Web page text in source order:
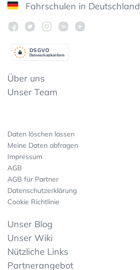
Fahrschulen in Deutschland
Datenschutzkonform
DSGVO
Über uns
Unser Team
Daten löschen lassen
Meine Daten abfragen
Impressum
AGB
AGB für Partner
Datenschutzerklärung
Cookie Richtlinie
Unser Blog
Unser Wiki
Nützliche Links
Partnerangebot